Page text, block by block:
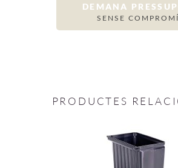
DEMANA
SENSE
PRODUCTES